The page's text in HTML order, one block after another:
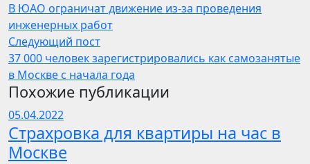
В ЮАО ограничат движение из-за проведения
инженерных работ
Следующий пост
37 000 человек зарегистрировались как самозанятые
в Москве с начала года
Похожие публикации
05.04.2022
Страхровка для квартиры на час в
Москве